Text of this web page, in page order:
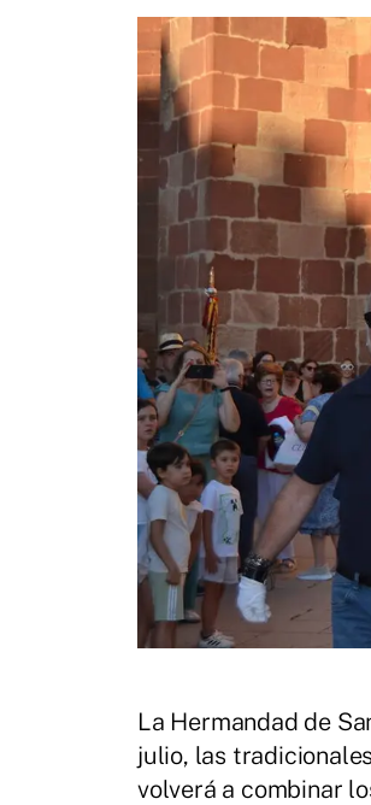
La Hermandad de
julio, las
volverá a combinar